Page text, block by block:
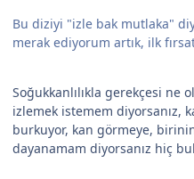
Bu diziyi "izle bak mutlaka"
merak ediyorum artık, ilk
Soğukkanlılıkla gerekçesi
izlemek istemem diyorsanız,
burkuyor, kan görmeye,
dayanamam diyorsanız hiç